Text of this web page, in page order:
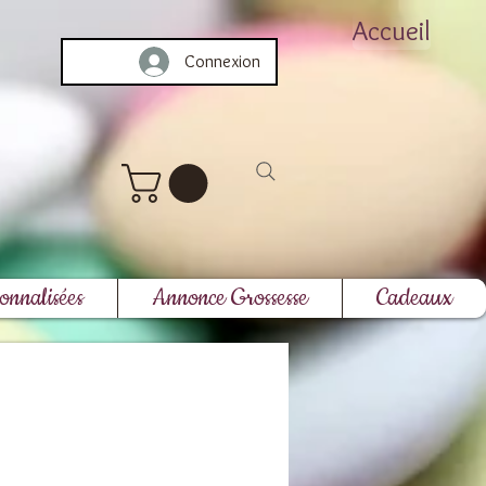
Connexion
Accueil
Annonce Grossesse Cadeaux